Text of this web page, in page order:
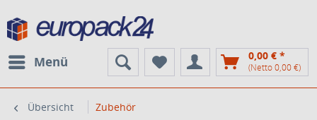
Menü 0,00 € *
(Netto 0,00 €)
Übersicht Zubehör